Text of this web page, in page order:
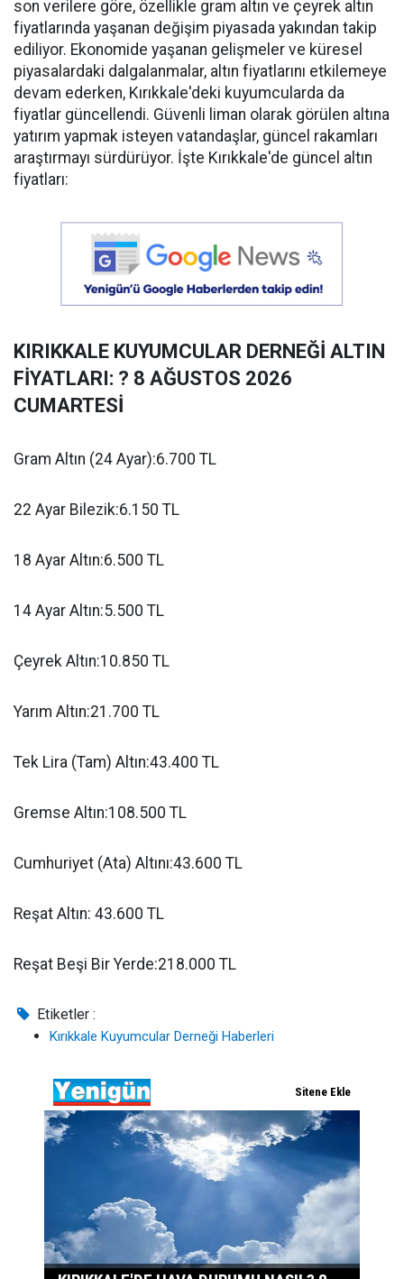
son verilere göre, özellikle gram altın ve çeyrek altın
fiyatlarında yaşanan değişim piyasada yakından takip
ediliyor. Ekonomide yaşanan gelişmeler ve küresel
piyasalardaki dalgalanmalar, altın fiyatlarını etkilemeye
devam ederken, Kırıkkale'deki kuyumcularda da
fiyatlar güncellendi. Güvenli liman olarak görülen altına
yatırım yapmak isteyen vatandaşlar, güncel rakamları
araştırmayı sürdürüyor. İşte Kırıkkale'de güncel altın
fiyatları:
KIRIKKALE KUYUMCULAR DERNEĞİ ALTIN
FİYATLARI: ? 8 AĞUSTOS 2026
CUMARTESİ
Gram Altın (24 Ayar):6.700 TL
22 Ayar Bilezik:6.150 TL
18 Ayar Altın:6.500 TL
14 Ayar Altın:5.500 TL
Çeyrek Altın:10.850 TL
Yarım Altın:21.700 TL
Tek Lira (Tam) Altın:43.400 TL
Gremse Altın:108.500 TL
Cumhuriyet (Ata) Altını:43.600 TL
Reşat Altın: 43.600 TL
Reşat Beşi Bir Yerde:218.000 TL
Etiketler :
Kırıkkale Kuyumcular Derneği Haberleri